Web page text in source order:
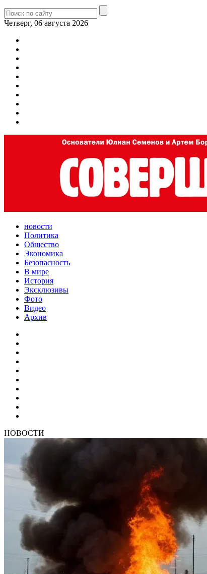
Четверг, 06 августа 2026
новости
Политика
Общество
Экономика
Безопасность
В мире
История
Эксклюзивы
Фото
Видео
Архив
НОВОСТИ